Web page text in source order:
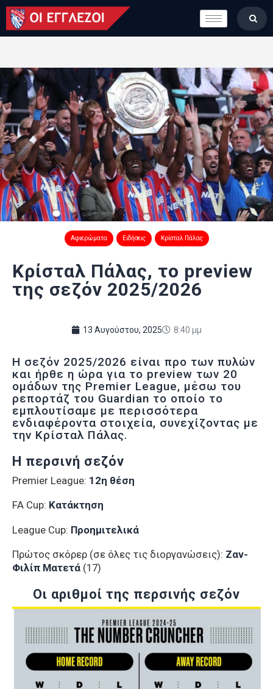
LONDON CALLING
ΚΑΤΗΓΟΡΙΕΣ
ΒΑΘΜΟΛΟΓΙΕΣ
ΟΜΑΔΕΣ
ΠΟΙΟΙ ΕΙΜΑΣΤΕ
Αφιερώματα Ειδήσεις Κρίσταλ Πάλας
Κρίσταλ Πάλας, το preview
της σεζόν 2025/2026
13 Αυγούστου, 2025 8:40 μμ
H σεζόν 2025/2026 είναι προ των πυλών
και ήρθε η ώρα για το preview των 20
ομάδων της Premier League, μέσω του
ρεπορτάζ του Guardian το οποίο το
εμπλουτίσαμε με περισσότερα
ενδιαφέροντα στοιχεία, συνεχίζοντας με
την Κρίσταλ Πάλας.
H περσινή σεζόν
Premier League: 12η θέση
FA Cup: Κατάκτηση
League Cup: Προημιτελικά
Πρώτος σκόρερ (σε όλες τις διοργανώσεις): Ζαν-
Φιλίπ Ματετά (17)
Oι αριθμοί της περσινής σεζόν